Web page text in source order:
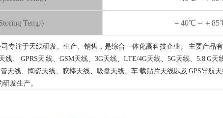
Temp） －40℃～＋
专注于天线研发、生产、销售，是综合一体化高科技企业。 主要产品
线、 GPRS天 线、GSM天线、3G天线、LTE/4G天线、5G天线、5.8 G
天线、陶瓷天线、胶棒天线、吸盘天线、车 载贴片天线以及 GPS导航
发生产。